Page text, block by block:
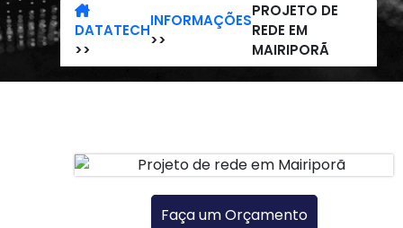
DATATECH
>>
INFORMAÇÕES
>>
PROJETO DE
REDE EM
MAIRIPORÃ
Faça um Orçamento